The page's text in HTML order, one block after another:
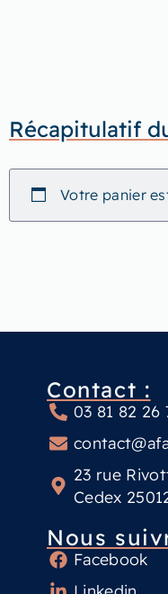
Récapitulatif
Votre panier
Contact :
03 81 82 26
23 rue
Cedex
Nous
Facebook